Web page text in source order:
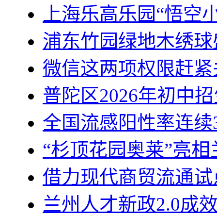
上海乐高乐园“悟空
浦东竹园绿地木绣
微信这两项权限赶
普陀区2026年初中
全国流感阳性率连
“杉顶花园奥莱”亮
借力现代商贸流通
兰州人才新政2.0成